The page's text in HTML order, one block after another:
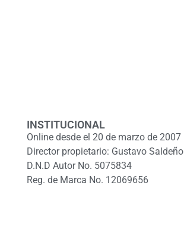
INSTITUCIONAL
Online desde el 20 de marzo de 2007
Director propietario: Gustavo Saldeño
D.N.D Autor No. 5075834
Reg. de Marca No. 12069656